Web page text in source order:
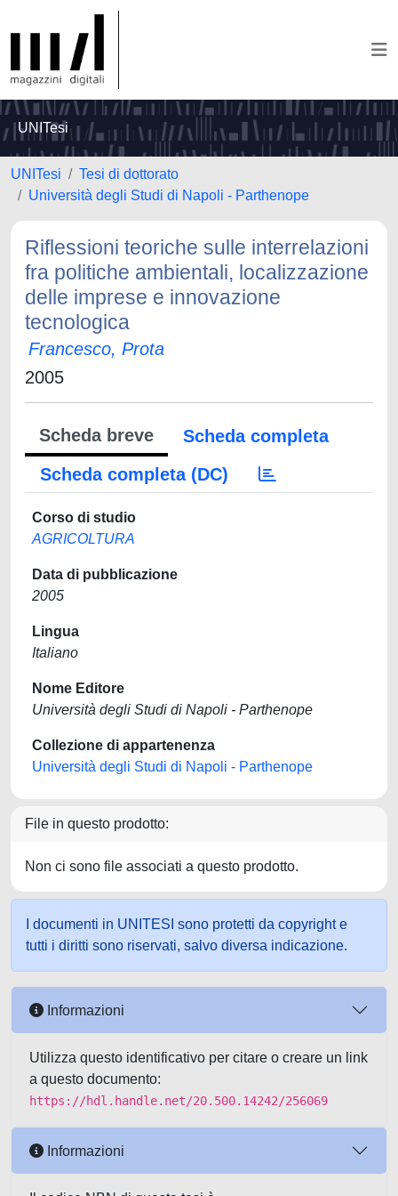
UNITesi
UNITesi
Tesi di dottorato
Università degli Studi di Napoli - Parthenope
Riflessioni teoriche sulle interrelazioni
fra politiche ambientali, localizzazione
delle imprese e innovazione
tecnologica
Francesco, Prota
2005
Scheda breve
Scheda completa
Scheda completa (DC)
Corso di studio
AGRICOLTURA
Data di pubblicazione
2005
Lingua
Italiano
Nome Editore
Università degli Studi di Napoli - Parthenope
Collezione di appartenenza
Università degli Studi di Napoli - Parthenope
File in questo prodotto:
Non ci sono file associati a questo prodotto.
I documenti in UNITESI sono protetti da copyright e
tutti i diritti sono riservati, salvo diversa indicazione.
Informazioni
Utilizza questo identificativo per citare o creare un link
a questo documento:
https://hdl.handle.net/20.500.14242/256069
Informazioni